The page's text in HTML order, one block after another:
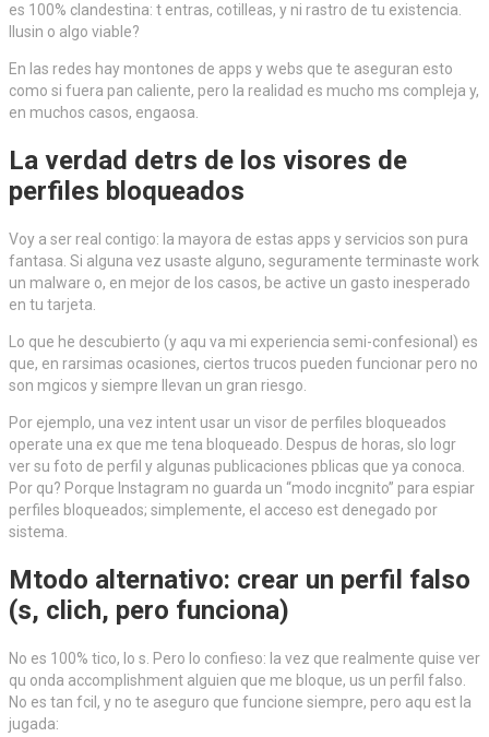
es 100% clandestina: t entras, cotilleas, y ni rastro de tu existencia.
Ilusin o algo viable?
En las redes hay montones de apps y webs que te aseguran esto
como si fuera pan caliente, pero la realidad es mucho ms compleja y,
en muchos casos, engaosa.
La verdad detrs de los visores de
perfiles bloqueados
Voy a ser real contigo: la mayora de estas apps y servicios son pura
fantasa. Si alguna vez usaste alguno, seguramente terminaste work
un malware o, en mejor de los casos, be active un gasto inesperado
en tu tarjeta.
Lo que he descubierto (y aqu va mi experiencia semi-confesional) es
que, en rarsimas ocasiones, ciertos trucos pueden funcionar pero no
son mgicos y siempre llevan un gran riesgo.
Por ejemplo, una vez intent usar un visor de perfiles bloqueados
operate una ex que me tena bloqueado. Despus de horas, slo logr
ver su foto de perfil y algunas publicaciones pblicas que ya conoca.
Por qu? Porque Instagram no guarda un “modo incgnito” para espiar
perfiles bloqueados; simplemente, el acceso est denegado por
sistema.
Mtodo alternativo: crear un perfil falso
(s, clich, pero funciona)
No es 100% tico, lo s. Pero lo confieso: la vez que realmente quise ver
qu onda accomplishment alguien que me bloque, us un perfil falso.
No es tan fcil, y no te aseguro que funcione siempre, pero aqu est la
jugada: